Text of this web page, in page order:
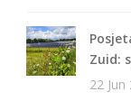
Zuid:
22 Jun